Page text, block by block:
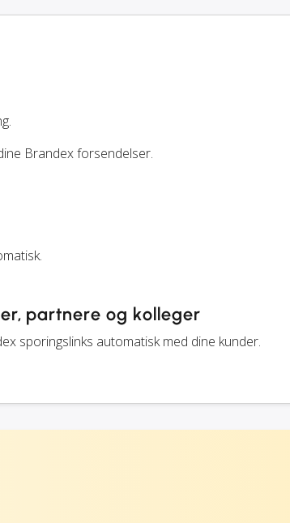
Brandex forsendelser.
partnere og kolleger
sporingslinks automatisk med dine kunder.